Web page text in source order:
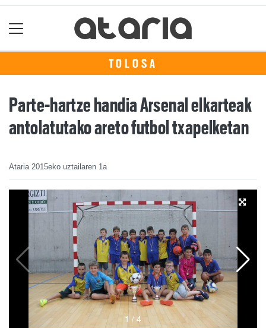
TOLOSA
Parte-hartze handia Arsenal elkarteak
antolatutako areto futbol txapelketan
Ataria 2015eko uztailaren 1a